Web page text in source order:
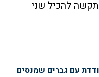
להכיל שני
עם גברים שמנסים